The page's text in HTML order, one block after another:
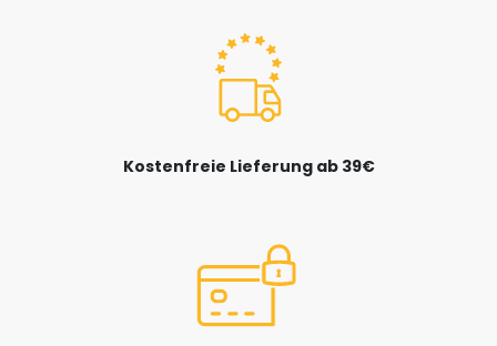
Kostenfreie Lieferung ab 39€